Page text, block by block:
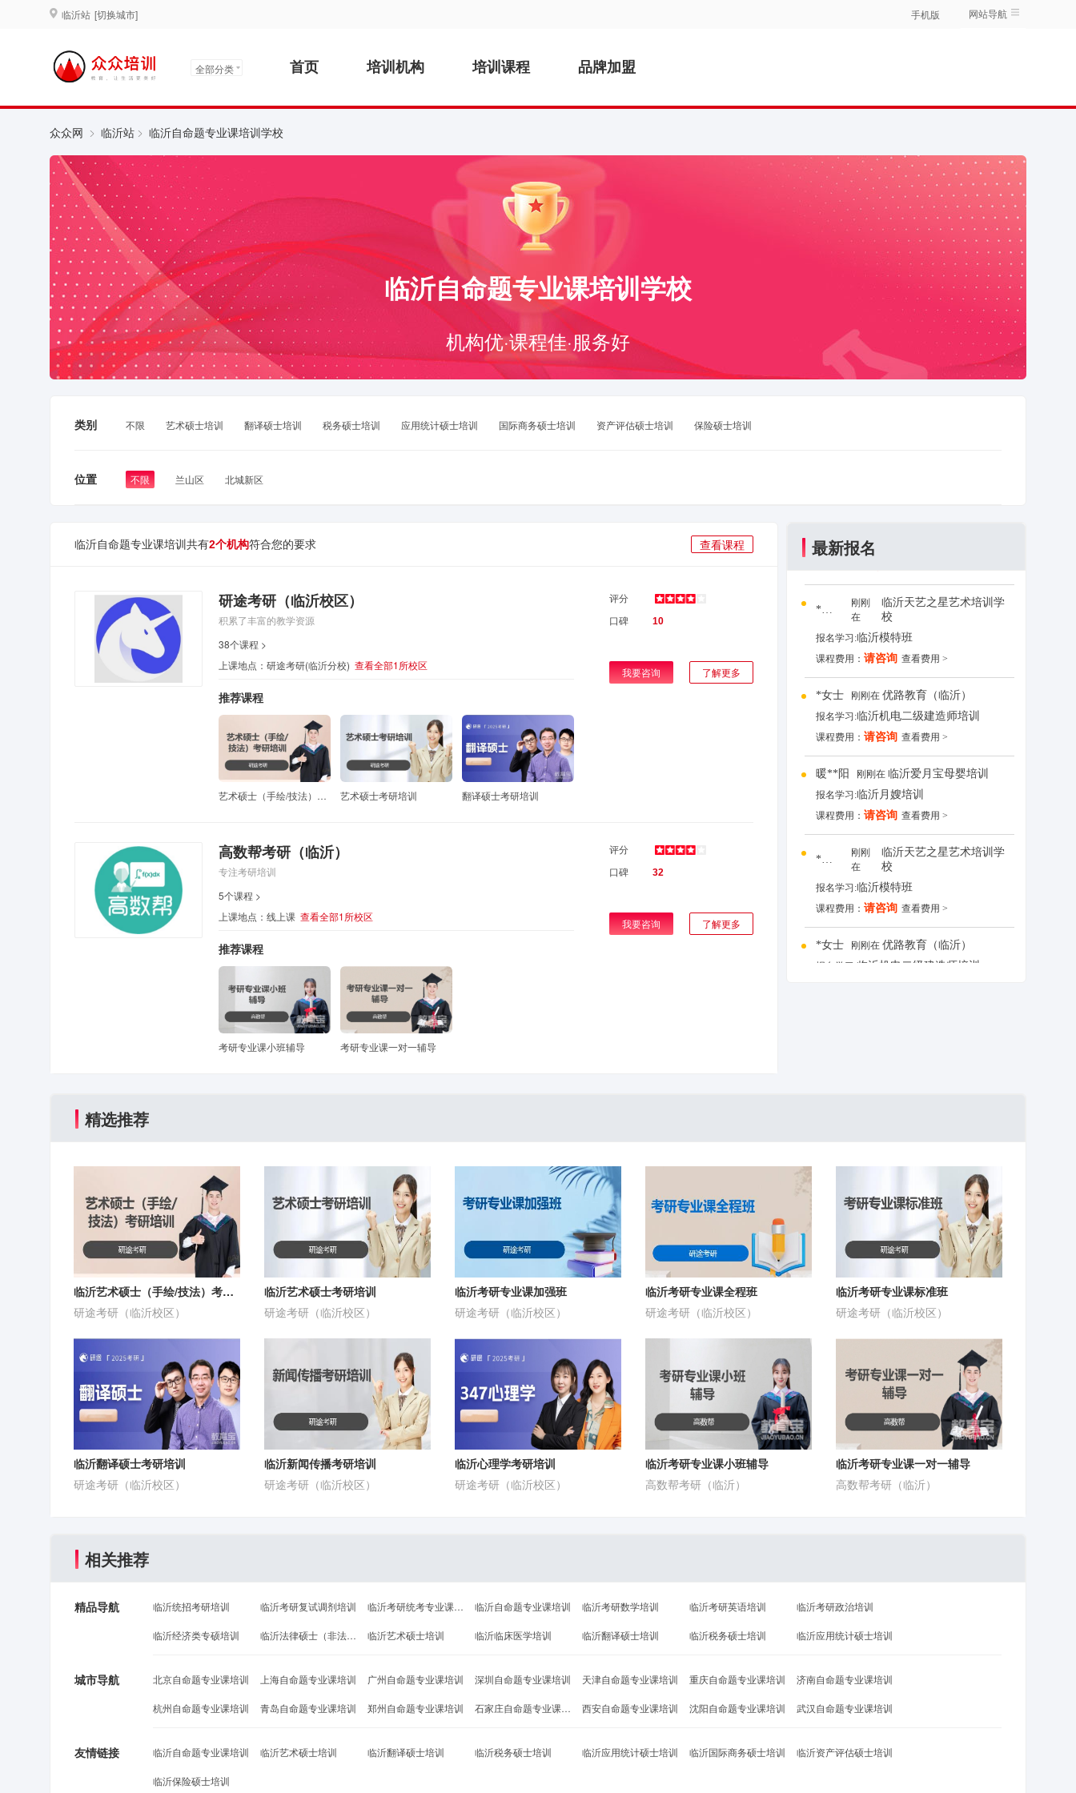
临沂站 [切换城市] 手机版 网站导航
全部分类 首页 培训机构 培训课程 品牌加盟
众众网 临沂站 临沂自命题专业课培训学校
临沂自命题专业课培训学校
机构优·课程佳·服务好
类别 不限 艺术硕士培训 翻译硕士培训 税务硕士培训 应用统计硕士培训 国际商务硕士培训 资产评估硕士培训 保险硕士培训
位置 不限 兰山区 北城新区
临沂自命题专业课培训共有2个机构符合您的要求 查看课程
研途考研（临沂校区）
积累了丰富的教学资源
38个课程 >
上课地点：研途考研(临沂分校) 查看全部1所校区
推荐课程
艺术硕士（手绘/技法）考研培训 艺术硕士考研培训 翻译硕士考研培训
评分
口碑
10
我要咨询 了解更多
高数帮考研（临沂）
专注考研培训
5个课程 >
上课地点：线上课 查看全部1所校区
推荐课程
考研专业课小班辅导 考研专业课一对一辅导
评分
口碑
32
我要咨询 了解更多
最新报名
刚刚在 临沂爱月宝母婴培训
临沂月嫂培训
刚刚
在
临沂天艺之星艺术培训学
报名学习:临沂月嫂培训
*学员
刚刚
在
临沂天艺之星艺术培训学
校
报名学习:临沂模特班
课程费用： 请咨询 查看费用 >
*女士 刚刚在 优路教育（临沂）
报名学习:临沂机电二级建造师培训
课程费用： 请咨询 查看费用 >
暖**阳 刚刚在 临沂爱月宝母婴培训
报名学习:临沂月嫂培训
课程费用： 请咨询 查看费用 >
*学员
刚刚
在
临沂天艺之星艺术培训学
校
报名学习:临沂模特班
课程费用： 请咨询 查看费用 >
*女士 刚刚在 优路教育（临沂）
报名学习: 临沂机电二级建造师培训
精选推荐
临沂艺术硕士（手绘/技法）考研培训
研途考研（临沂校区）
临沂艺术硕士考研培训
研途考研（临沂校区）
临沂考研专业课加强班
研途考研（临沂校区）
临沂考研专业课全程班
研途考研（临沂校区）
临沂考研专业课标准班
研途考研（临沂校区）
临沂翻译硕士考研培训
研途考研（临沂校区）
临沂新闻传播考研培训
研途考研（临沂校区）
临沂心理学考研培训
研途考研（临沂校区）
临沂考研专业课小班辅导
高数帮考研（临沂）
临沂考研专业课一对一辅导
高数帮考研（临沂）
相关推荐
精品导航 临沂统招考研培训 临沂考研复试调剂培训 临沂考研统考专业课（专业）培训 临沂自命题专业课培训 临沂考研数学培训 临沂考研英语培训 临沂考研政治培训
临沂经济类专硕培训 临沂法律硕士（非法学）培训 临沂艺术硕士培训 临沂临床医学培训 临沂翻译硕士培训 临沂税务硕士培训 临沂应用统计硕士培训
城市导航 北京自命题专业课培训 上海自命题专业课培训 广州自命题专业课培训 深圳自命题专业课培训 天津自命题专业课培训 重庆自命题专业课培训 济南自命题专业课培训
杭州自命题专业课培训 青岛自命题专业课培训 郑州自命题专业课培训 石家庄自命题专业课培训 西安自命题专业课培训 沈阳自命题专业课培训 武汉自命题专业课培训
友情链接 临沂自命题专业课培训 临沂艺术硕士培训 临沂翻译硕士培训 临沂税务硕士培训 临沂应用统计硕士培训 临沂国际商务硕士培训 临沂资产评估硕士培训
临沂保险硕士培训